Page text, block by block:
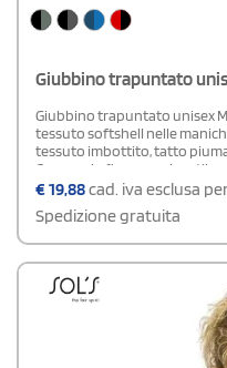
Giubbino trapuntato
Giubbino trapuntato unisex
tessuto softshell nelle
tessuto imbottito, tatto
Cappuccio fisso, manica stile
protettore per il mento e
bo0rdatura elastica in tono
rimovibile.Composizione:
Ovatta: 100% poliestere,
€19,88cad. iva esclusa
Spedizione gratuita